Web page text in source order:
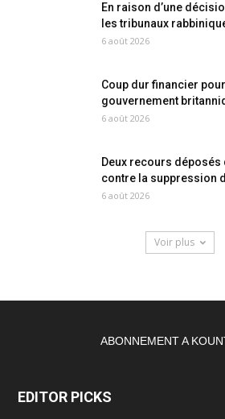
En raison d’une
les tribunaux
6 août 2026
Coup dur financier
gouvernement
6 août 2026
Deux recours déposés
contre la suppression
6 août 2026
Voir plus
ABONNEMENT A
EDITOR PICKS